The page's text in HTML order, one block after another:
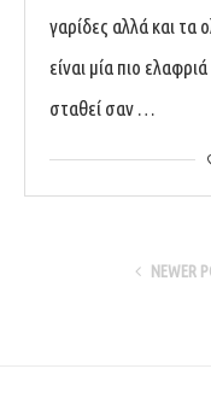
γαρίδες αλλά και
είναι μία πιο
σταθεί σαν …
NEWER